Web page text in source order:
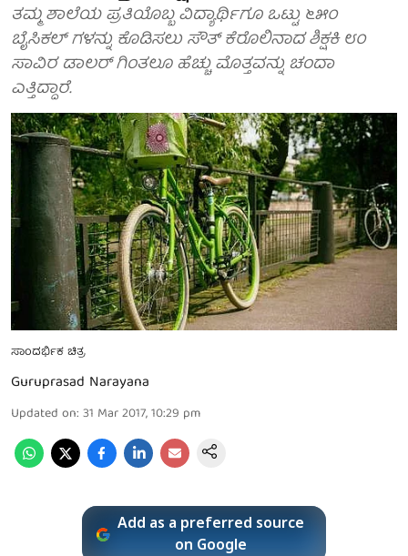
ತಮ್ಮ ಶಾಲೆಯ ಪ್ರತಿಯೊಬ್ಬ ವಿದ್ಯಾರ್ಥಿಗೂ ಒಟ್ಟು ೬೫೦
ಬೈಸಿಕಲ್ ಗಳನ್ನು ಕೊಡಿಸಲು ಸೌತ್ ಕೆರೊಲಿನಾದ ಶಿಕ್ಷಕಿ ೮೦
ಸಾವಿರ ಡಾಲರ್ ಗಿಂತಲೂ ಹೆಚ್ಚು ಮೊತ್ತವನ್ನು ಚಂದಾ
ಎತ್ತಿದ್ದಾರೆ.
ಸಾಂದರ್ಭಿಕ ಚಿತ್ರ
Guruprasad Narayana
Updated on: 31 Mar 2017, 10:29 pm
Add as a preferred source
on Google